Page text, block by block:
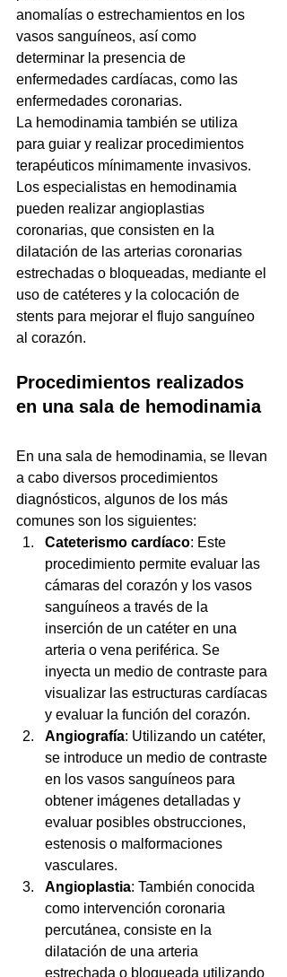
anomalías o estrechamientos en los
vasos sanguíneos, así como
determinar la presencia de
enfermedades cardíacas, como las
enfermedades coronarias.
La hemodinamia también se utiliza
para guiar y realizar procedimientos
terapéuticos mínimamente invasivos.
Los especialistas en hemodinamia
pueden realizar angioplastias
coronarias, que consisten en la
dilatación de las arterias coronarias
estrechadas o bloqueadas, mediante el
uso de catéteres y la colocación de
stents para mejorar el flujo sanguíneo
al corazón.
Procedimientos realizados
en una sala de hemodinamia
En una sala de hemodinamia, se llevan
a cabo diversos procedimientos
diagnósticos, algunos de los más
comunes son los siguientes:
Cateterismo cardíaco: Este
procedimiento permite evaluar las
cámaras del corazón y los vasos
sanguíneos a través de la
inserción de un catéter en una
arteria o vena periférica. Se
inyecta un medio de contraste para
visualizar las estructuras cardíacas
y evaluar la función del corazón.
Angiografía: Utilizando un catéter,
se introduce un medio de contraste
en los vasos sanguíneos para
obtener imágenes detalladas y
evaluar posibles obstrucciones,
estenosis o malformaciones
vasculares.
Angioplastia: También conocida
como intervención coronaria
percutánea, consiste en la
dilatación de una arteria
estrechada o bloqueada utilizando